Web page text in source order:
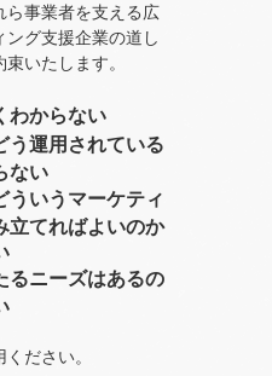
ら事業者を支える広
グ支援企業の道し
いたします。
わからない
う運用されている
ない
ういうマーケティ
立てればよいのか
るニーズはあるの
ださい。